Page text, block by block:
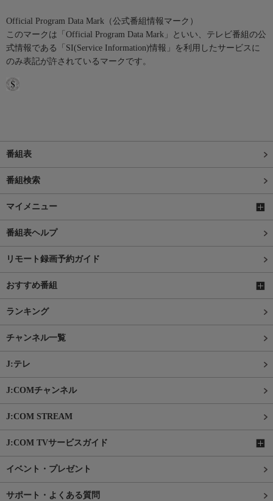
Official Program Data Mark（公式番組情報マーク）
このマークは「Official Program Data Mark」といい、テレビ番組の公
式情報である「SI(Service Information)情報」を利用したサービスに
のみ表記が許されているマークです。
番組表
番組検索
マイメニュー
番組表ヘルプ
リモート録画予約ガイド
おすすめ番組
ランキング
チャンネル一覧
J:テレ
J:COMチャンネル
J:COM STREAM
J:COM TVサービスガイド
イベント・プレゼント
サポート・よくある質問